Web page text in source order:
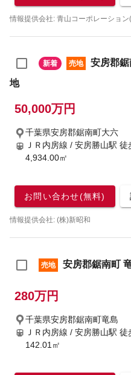
情報提供会社: 青山コーポレーション
新着 売地
安房郡
地
50,000万円
千葉県安房郡鋸南町大六
ＪＲ内房線 / 安房勝山駅 徒
4,934.00㎡
お問い合わせ(無料)
情報提供会社: (株)新昭和
売地 安房郡鋸南町
280万円
千葉県安房郡鋸南町竜島
ＪＲ内房線 / 安房勝山駅 徒
142.01㎡